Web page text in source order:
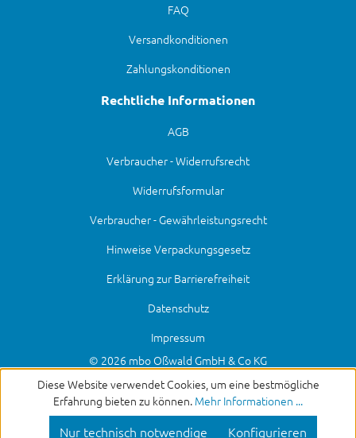
Diese Website verwendet Cookies, um eine bestmögliche
Erfahrung bieten zu können. Mehr Informationen ...
Nur technisch notwendige Konfigurieren
FAQ
Versandkonditionen
Zahlungskonditionen
Rechtliche Informationen
AGB
Verbraucher - Widerrufsrecht
Widerrufsformular
Verbraucher - Gewährleistungsrecht
Hinweise Verpackungsgesetz
Erklärung zur Barrierefreiheit
Datenschutz
Impressum
© 2026 mbo Oßwald GmbH & Co KG